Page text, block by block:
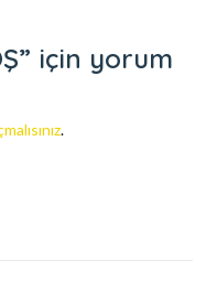
için yorum
.